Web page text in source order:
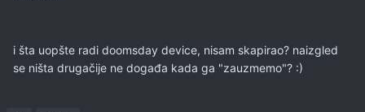
i šta uopšte radi doomsday device, nisam skapirao? naizgled
se ništa drugačije ne događa kada ga "zauzmemo"? :)